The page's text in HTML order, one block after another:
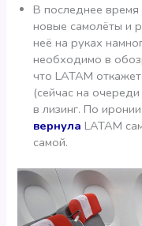
В последнее время
новые самолёты и
неё на руках
необходимо в
что LATAM
(сейчас на
в лизинг. По
вернула LATAM
самой.